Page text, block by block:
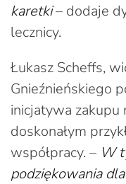
karetki– dodaje
lecznicy.
Łukasz Scheffs,
Gnieźnieńskiego
inicjatywa
doskonałym
współpracy. – W
podziękowania